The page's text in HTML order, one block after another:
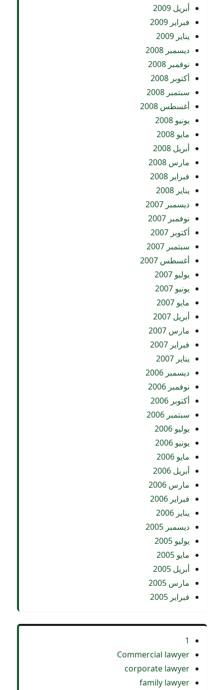
أبريل 2009
فبراير 2009
يناير 2009
ديسمبر 2008
نوفمبر 2008
أكتوبر 2008
سبتمبر 2008
أغسطس 2008
يونيو 2008
مايو 2008
أبريل 2008
مارس 2008
فبراير 2008
يناير 2008
ديسمبر 2007
نوفمبر 2007
أكتوبر 2007
سبتمبر 2007
أغسطس 2007
يوليو 2007
يونيو 2007
مايو 2007
أبريل 2007
مارس 2007
فبراير 2007
يناير 2007
ديسمبر 2006
نوفمبر 2006
أكتوبر 2006
سبتمبر 2006
يوليو 2006
يونيو 2006
مايو 2006
أبريل 2006
مارس 2006
فبراير 2006
يناير 2006
ديسمبر 2005
يوليو 2005
مايو 2005
أبريل 2005
مارس 2005
فبراير 2005
1
Commercial lawyer
corporate lawyer
family lawyer